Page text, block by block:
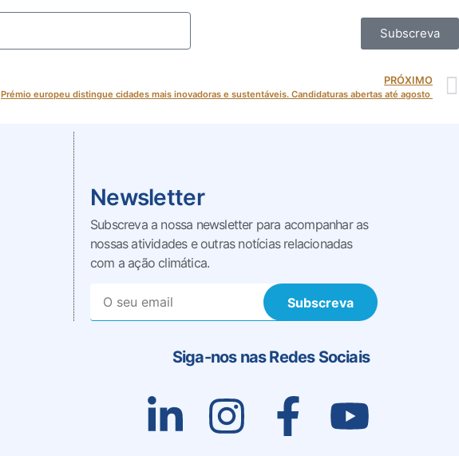
Subscreva
PRÓXIMO
Prémio europeu distingue cidades mais inovadoras e sustentáveis. Candidaturas abertas até agosto
Newsletter
Subscreva a nossa newsletter para acompanhar as
nossas atividades e outras notícias relacionadas
com a ação climática.
Subscreva
Siga-nos nas Redes Sociais